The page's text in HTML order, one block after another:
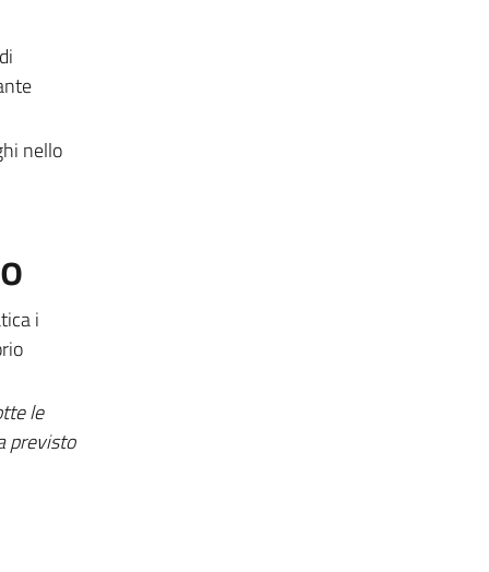
nello
i
le
previsto